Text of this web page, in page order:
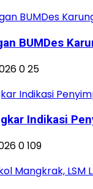
BUMDes
025
Indikasi
0109